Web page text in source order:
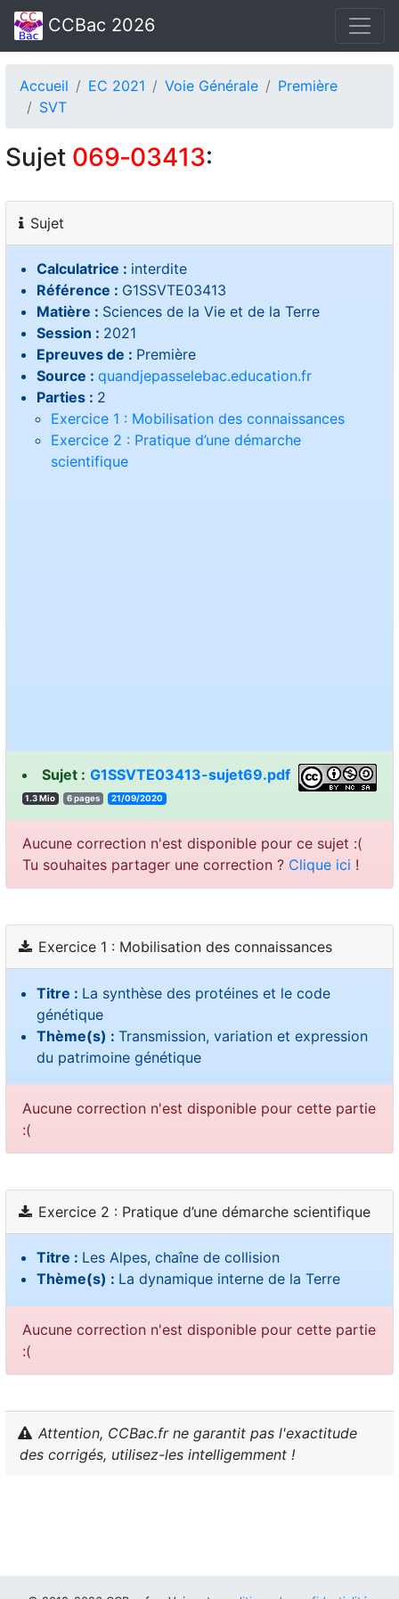
CCBac 2026
Accueil EC 2021 Voie Générale
Première
SVT
Sujet 069‑03413:
Sujet
Calculatrice : interdite
Référence : G1SSVTE03413
Matière : Sciences de la Vie et de la Terre
Session : 2021
Epreuves de : Première
Source : quandjepasselebac.education.fr
Parties : 2
Exercice 1 : Mobilisation des connaissances
Exercice 2 : Pratique d’une démarche
scientifique
Sujet : G1SSVTE03413-sujet69.pdf
1.3 Mio 6 pages 21/09/2020
Aucune correction n'est disponible pour ce sujet :(
Tu souhaites partager une correction ? Clique ici !
Exercice 1 : Mobilisation des connaissances
Titre : La synthèse des protéines et le code
génétique
Thème(s) : Transmission, variation et expression
du patrimoine génétique
Aucune correction n'est disponible pour cette partie
:(
Exercice 2 : Pratique d’une démarche scientifique
Titre : Les Alpes, chaîne de collision
Thème(s) : La dynamique interne de la Terre
Aucune correction n'est disponible pour cette partie
:(
Attention, CCBac.fr ne garantit pas l'exactitude
des corrigés, utilisez-les intelligemment !